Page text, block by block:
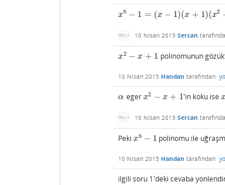
x6 − 1 = (x − 1)(x + 1)(x2
x6−1= (x −1 (x+ 1) x2+x+ 1) x2−x+ 1
10 Nisan 2015 Sercan
x2 − x + 1
x2−x+ 1 polinomunun
10 Nisan 2015 Handan tarafından
α
α eger x2 − x + 1
x2−x+ 1 'in koku isex
10 Nisan 2015 Sercan
Peki x6 − 1
x6−1 polinomu ile
10 Nisan 2015 Handan tarafından
ilgili soru 1'deki cevaba